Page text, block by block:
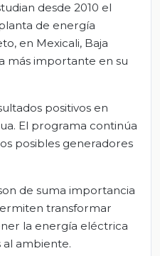
desde 2010 el
de energía
en Mexicali, Baja
más importante en su
positivos en
El programa continúa
posibles generadores
de suma importancia
transformar
la energía eléctrica
ambiente.